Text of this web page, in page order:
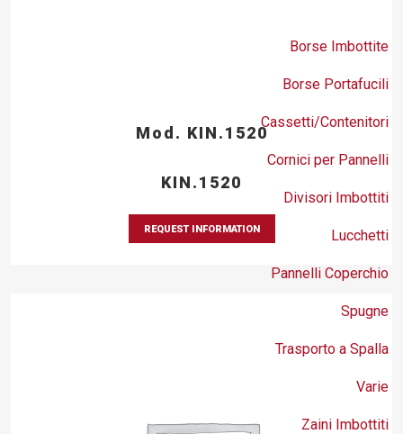
Borse Imbottite
Borse Portafucili
Cassetti/Contenitori
Cornici per Pannelli
Divisori Imbottiti
Lucchetti
Pannelli Coperchio
Spugne
Trasporto a Spalla
Varie
Zaini Imbottiti
Mod. KIN.1520
KIN.1520
REQUEST INFORMATION